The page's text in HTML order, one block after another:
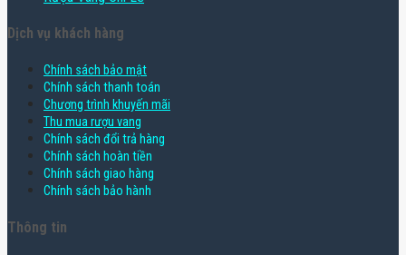
Dịch vụ khách hàng
Chính sách bảo mật
Chính sách thanh toán
Chương trình khuyến mãi
Thu mua rượu vang
Chính sách đổi trả hàng
Chính sách hoàn tiền
Chính sách giao hàng
Chính sách bảo hành
Thông tin